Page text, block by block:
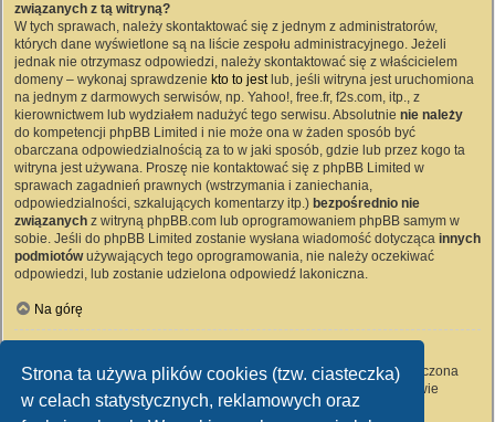
Strona ta używa plików cookies (tzw. ciasteczka)
w celach statystycznych, reklamowych oraz
związanych z tą witryną?
W tych sprawach, należy skontaktować się z jednym z administratorów,
których dane wyświetlone są na liście zespołu administracyjnego. Jeżeli
jednak nie otrzymasz odpowiedzi, należy skontaktować się z właścicielem
domeny – wykonaj sprawdzenie kto to jestlub, jeśli witryna jest uruchomiona
na jednym z darmowych serwisów, np. Yahoo!, free.fr, f2s.com, itp., z
kierownictwem lub wydziałem nadużyć tego serwisu. Absolutnie nie należy
do kompetencji phpBB Limited i nie może ona w żaden sposób być
obarczana odpowiedzialnością za to w jaki sposób, gdzie lub przez kogo ta
witryna jest używana. Proszę nie kontaktować się z phpBB Limited w
sprawach zagadnień prawnych (wstrzymania i zaniechania,
odpowiedzialności, szkalujących komentarzy itp.) bezpośrednio nie
związanych z witryną phpBB.com lub oprogramowaniem phpBB samym w
sobie. Jeśli do phpBB Limited zostanie wysłana wiadomość dotycząca innych
podmiotówużywających tego oprogramowania, nie należy oczekiwać
odpowiedzi, lub zostanie udzielona odpowiedź lakoniczna.
Na górę
Wszyscy użytkownicy witryny mogą używać – jeśli funkcja ta jest włączona
przez administratora witryny – formularza „Kontakt z nami”. Członkowie
witryny mogą także używać odnośnika „Zespół administracyjny”.